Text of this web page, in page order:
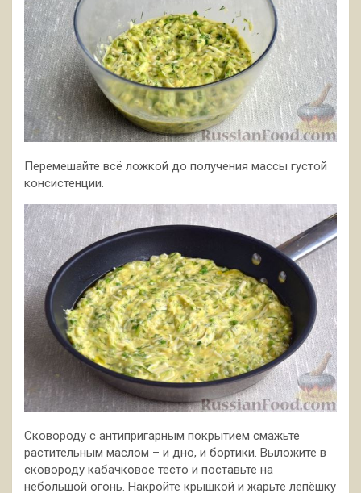
Перемешайте всё ложкой до получения массы густой
консистенции.
Сковороду с антипригарным покрытием смажьте
растительным маслом – и дно, и бортики. Выложите в
сковороду кабачковое тесто и поставьте на
небольшой огонь. Накройте крышкой и жарьте лепёшку